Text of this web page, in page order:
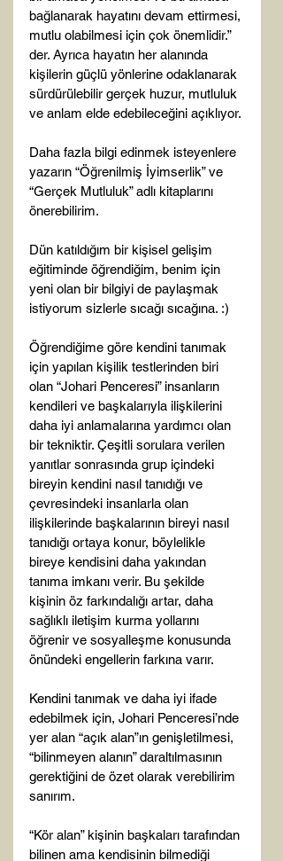
bağlanarak hayatını devam ettirmesi,
mutlu olabilmesi için çok önemlidir.”
der. Ayrıca hayatın her alanında
kişilerin güçlü yönlerine odaklanarak
sürdürülebilir gerçek huzur, mutluluk
ve anlam elde edebileceğini açıklıyor.
Daha fazla bilgi edinmek isteyenlere
yazarın “Öğrenilmiş İyimserlik” ve
“Gerçek Mutluluk” adlı kitaplarını
önerebilirim.
Dün katıldığım bir kişisel gelişim
eğitiminde öğrendiğim, benim için
yeni olan bir bilgiyi de paylaşmak
istiyorum sizlerle sıcağı sıcağına. :)
Öğrendiğime göre kendini tanımak
için yapılan kişilik testlerinden biri
olan “Johari Penceresi” insanların
kendileri ve başkalarıyla ilişkilerini
daha iyi anlamalarına yardımcı olan
bir tekniktir. Çeşitli sorulara verilen
yanıtlar sonrasında grup içindeki
bireyin kendini nasıl tanıdığı ve
çevresindeki insanlarla olan
ilişkilerinde başkalarının bireyi nasıl
tanıdığı ortaya konur, böylelikle
bireye kendisini daha yakından
tanıma imkanı verir. Bu şekilde
kişinin öz farkındalığı artar, daha
sağlıklı iletişim kurma yollarını
öğrenir ve sosyalleşme konusunda
önündeki engellerin farkına varır.
Kendini tanımak ve daha iyi ifade
edebilmek için, Johari Penceresi’nde
yer alan “açık alan”ın genişletilmesi,
“bilinmeyen alanın” daraltılmasının
gerektiğini de özet olarak verebilirim
sanırım.
“Kör alan” kişinin başkaları tarafından
bilinen ama kendisinin bilmediği